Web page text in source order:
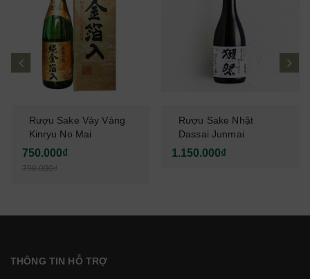
Rượu Sake Vảy Vàng
Kinryu No Mai
Junkinpakuiri 1,8L
750.000₫
798.000₫
Rượu Sake Nhật
Dassai Junmai
Daiginjo 39 - 720ml
1.150.000₫
prev
THÔNG TIN HỖ TRỢ